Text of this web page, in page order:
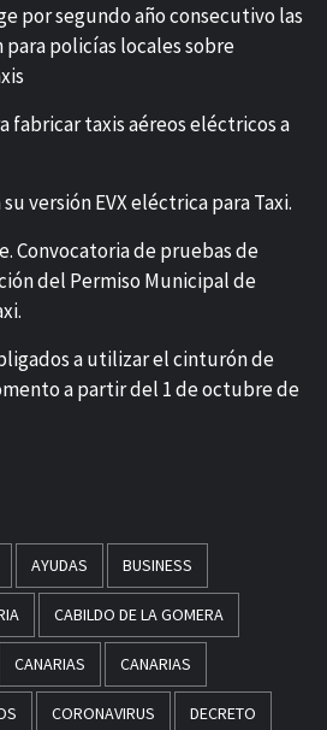
por segundo año consecutivo las
policías locales sobre
fabricar taxis aéreos eléctricos a
versión EVX eléctrica para Taxi.
Convocatoria de pruebas de
del Permiso Municipal de
a utilizar el cinturón de
a partir del 1 de octubre de
AYUDAS BUSINESS
CABILDO DE LA GOMERA
CANARIAS CANARIAS
CORONAVIRUS DECRETO